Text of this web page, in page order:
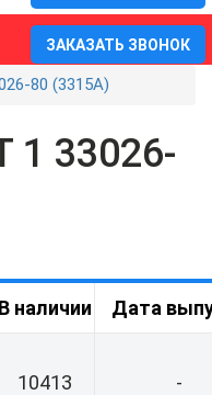
ЗАКАЗАТЬ ЗВОНОК
80 (3315А)
1 33026-
В наличии Дата
10413 -